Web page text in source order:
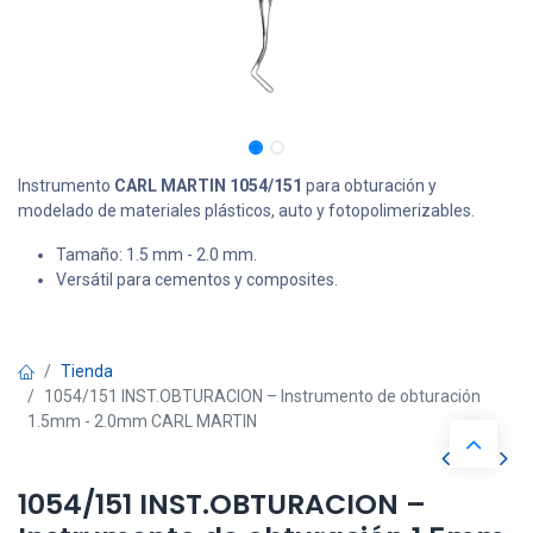
Instrumento CARL MARTIN 1054/151 para obturación y
modelado de materiales plásticos, auto y fotopolimerizables.
Tamaño: 1.5 mm - 2.0 mm.
Versátil para cementos y composites.
Tienda
1054/151 INST.OBTURACION – Instrumento de obturación
1.5mm - 2.0mm CARL MARTIN
1054/151 INST.OBTURACION –